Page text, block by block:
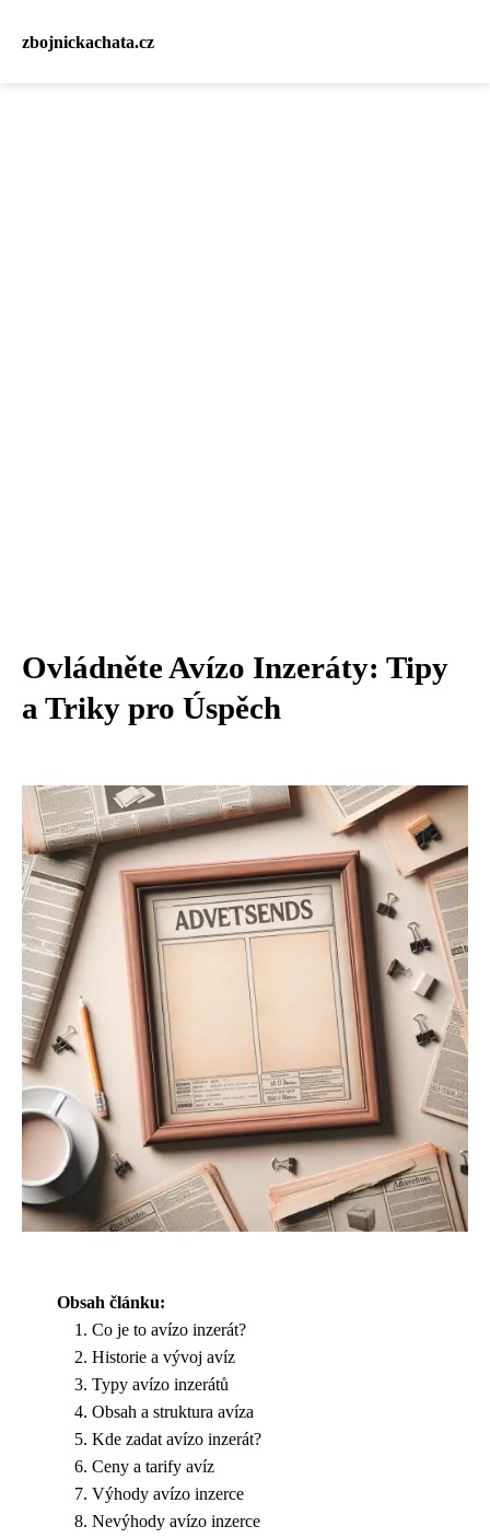
zbojnickachata.cz
Ovládněte Avízo Inzeráty: Tipy
a Triky pro Úspěch
Obsah článku:
Co je to avízo inzerát?
Historie a vývoj avíz
Typy avízo inzerátů
Obsah a struktura avíza
Kde zadat avízo inzerát?
Ceny a tarify avíz
Výhody avízo inzerce
Nevýhody avízo inzerce